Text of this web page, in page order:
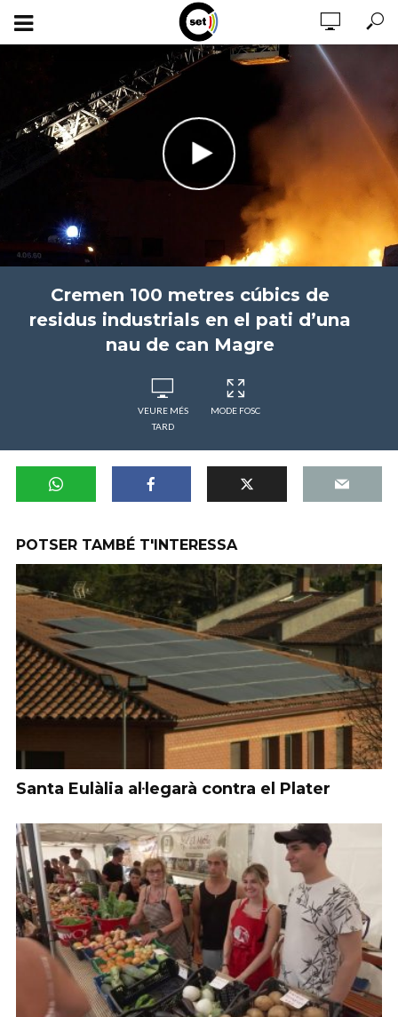
Cremen 100 metres cúbics de
residus industrials en el pati d’una
nau de can Magre
VEURE MÉS
TARD
MODE FOSC
POTSER TAMBÉ T'INTERESSA
Santa Eulàlia al·legarà contra el Plater